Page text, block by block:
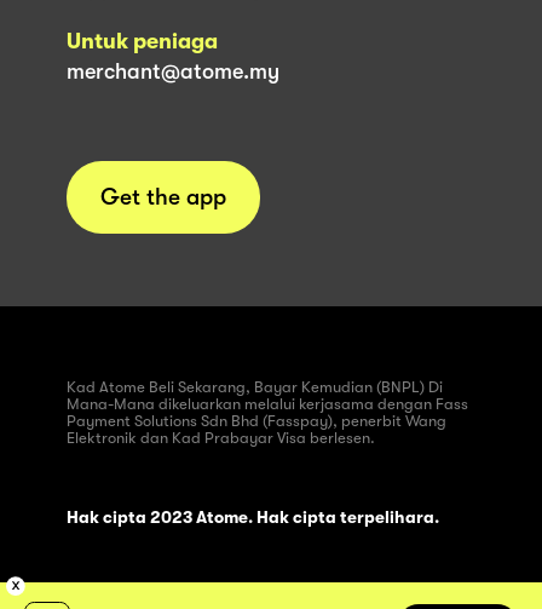
Untuk peniaga
merchant@atome.my
Get the app
Kad Atome Beli Sekarang, Bayar Kemudian (BNPL) Di
Mana-Mana dikeluarkan melalui kerjasama dengan Fass
Payment Solutions Sdn Bhd (Fasspay), penerbit Wang
Elektronik dan Kad Prabayar Visa berlesen.
Hak cipta 2023 Atome. Hak cipta terpelihara.